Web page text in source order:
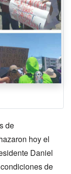
de
hoy el
Daniel
de